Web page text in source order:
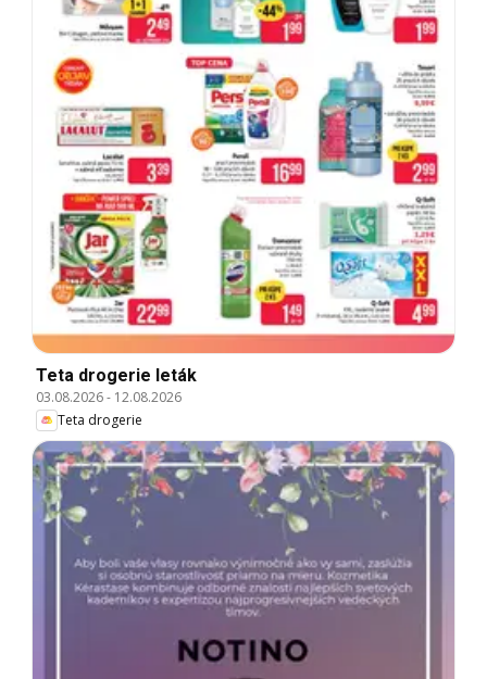
Teta drogerie leták
03.08.2026- 12.08.2026
Teta drogerie